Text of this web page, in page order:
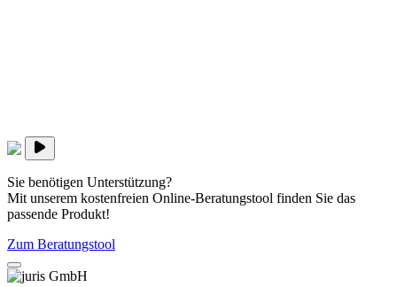
Sie benötigen Unterstützung?
Mit unserem kostenfreien Online-Beratungstool finden Sie das
passende Produkt!
Zum Beratungstool